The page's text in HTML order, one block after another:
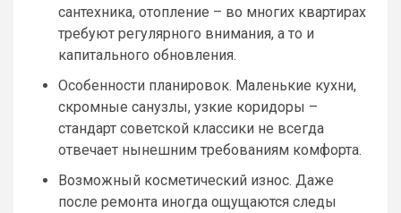
сантехника, отопление – во многих квартирах
требуют регулярного внимания, а то и
капитального обновления.
Особенности планировок. Маленькие кухни,
скромные санузлы, узкие коридоры –
стандарт советской классики не всегда
отвечает нынешним требованиям комфорта.
Возможный косметический износ. Даже
после ремонта иногда ощущаются следы